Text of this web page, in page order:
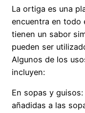
La ortiga es una
encuentra en todo
tienen un sabor
pueden ser
Algunos de los
incluyen:
En sopas y
añadidas a las